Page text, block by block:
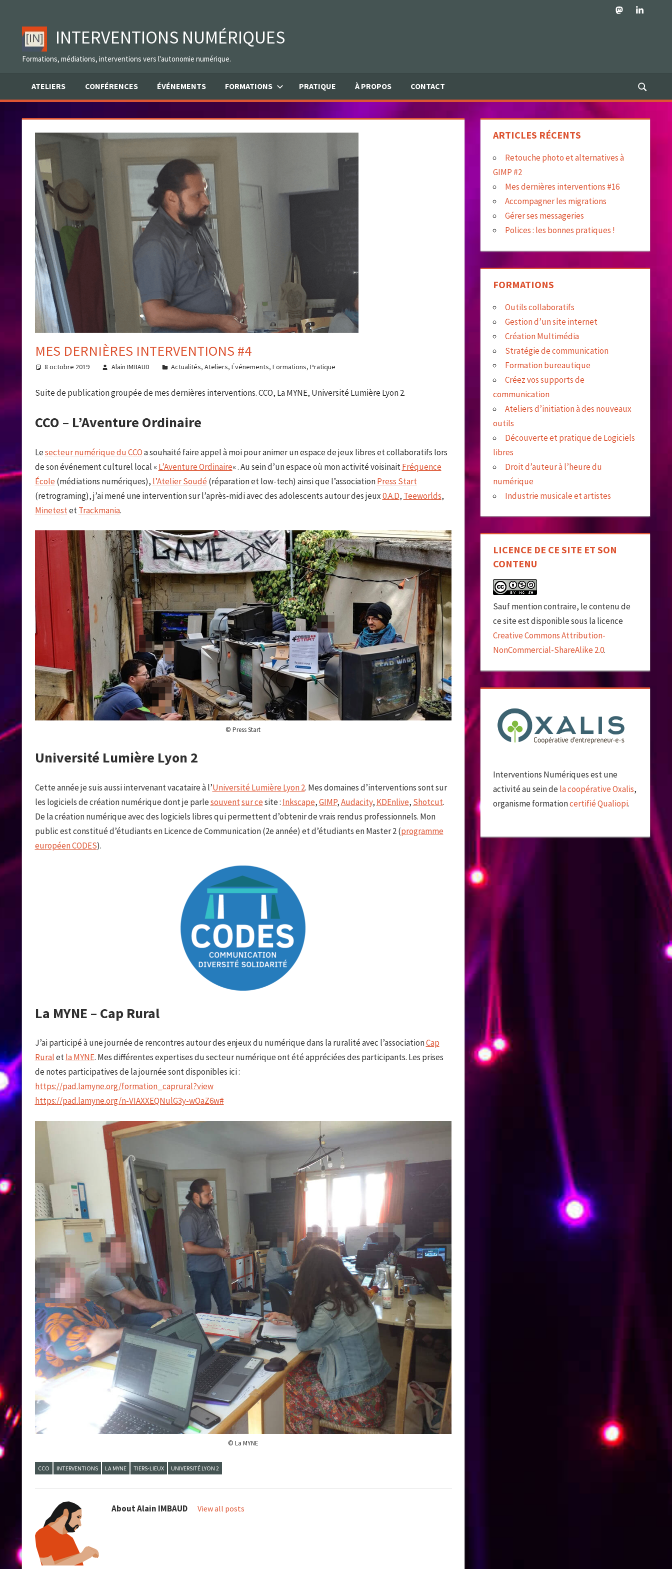
content
MastodonLinkedIn
INTERVENTIONS NUMÉRIQUES
Formations, médiations, interventions vers l'autonomie numérique.
ATELIERS CONFÉRENCES ÉVÉNEMENTS FORMATIONS PRATIQUE À PROPOS CONTACT
MES DERNIÈRES INTERVENTIONS #4
8 octobre 2019 Alain IMBAUD Actualités,Ateliers,Événements,Formations,Pratique
Suite de publication groupée de mes dernières interventions. CCO, La MYNE, Université Lumière Lyon 2.
CCO – L’Aventure Ordinaire
Lesecteur numérique du CCOa souhaité faire appel à moi pour animer un espace de jeux libres et collaboratifs lors
de son événement culturel local «L’Aventure Ordinaire« . Au sein d’un espace où mon activité voisinaitFréquence
École(médiations numériques), l’Atelier Soudé(réparation et low-tech) ainsi que l’associationPress Start
(retrograming), j’ai mené une intervention sur l’après-midi avec des adolescents autour des jeux0.A.D, Teeworlds,
MinetestetTrackmania.
© Press Start
Université Lumière Lyon 2
Cette année je suis aussi intervenant vacataire à l’Université Lumière Lyon 2. Mes domaines d’interventions sont sur
les logiciels de création numérique dont je parlesouventsur cesite : Inkscape,GIMP,Audacity, KDEnlive, Shotcut.
De la création numérique avec des logiciels libres qui permettent d’obtenir de vrais rendus professionnels. Mon
public est constitué d’étudiants en Licence de Communication (2e année) et d’étudiants en Master 2 (programme
européen CODES).
La MYNE – Cap Rural
J’ai participé à une journée de rencontres autour des enjeux du numérique dans la ruralité avec l’associationCap
Ruraletla MYNE. Mes différentes expertises du secteur numérique ont été appréciées des participants. Les prises
de notes participatives de la journée sont disponibles ici :
https://pad.lamyne.org/formation_caprural?view
https://pad.lamyne.org/n-VIAXXEQNulG3y-wOaZ6w#
© La MYNE
CCO INTERVENTIONS LA MYNE TIERS-LIEUX UNIVERSITÉ LYON 2
AboutAlain IMBAUD View all posts
ARTICLES RÉCENTS
Retouche photo et alternatives à
GIMP #2
Mes dernières interventions #16
Accompagner les migrations
Gérer ses messageries
Polices : les bonnes pratiques !
FORMATIONS
Outils collaboratifs
Gestion d’un site internet
Création Multimédia
Stratégie de communication
Formation bureautique
Créez vos supports de
communication
Ateliers d’initiation à des nouveaux
outils
Découverte et pratique de Logiciels
libres
Droit d’auteur à l’heure du
numérique
Industrie musicale et artistes
LICENCE DE CE SITE ET SON
CONTENU
Sauf mention contraire, le contenu de
ce site est disponible sous la licence
Creative Commons Attribution-
NonCommercial-ShareAlike 2.0.
Interventions Numériques est une
activité au sein dela coopérative Oxalis,
organisme formationcertifié Qualiopi.